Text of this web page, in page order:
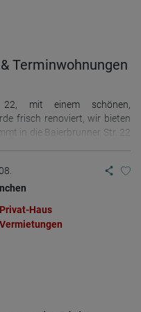
Terminwohnungen
mit einem schönen,
frisch renoviert, wir bieten
in die Baierbrunner Str. 22
bester Lage. Alle unsere
zu erreichen und
direkt vor der Türe zur
Modelle mit gültigen
wie erfahrene Damen und
0173-3520697
Privat-Haus
Vermietungen